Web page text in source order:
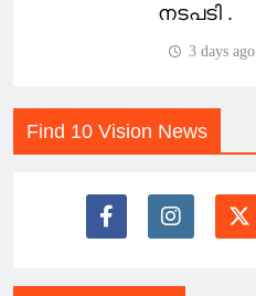
നടപടി .
3 days ago
Find 10 Vision News